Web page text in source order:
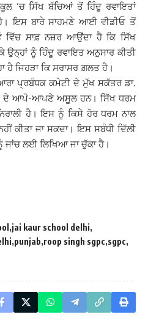
’ਚ ਸਿੱਖ ਬੱਚਿਆਂ ਤੋਂ ਹਿੰਦੂ ਰਵਾਇਤਾਂ
ਇਸ ਬਾਰੇ ਸਾਹਮਣੇ ਆਈ ਵੀਡੀਓ ਤੋਂ
ਸਾਫ਼ ਨਜ਼ਰ ਆਉਂਦਾ ਹੈ ਕਿ ਸਿੱਖ
ਉਨ੍ਹਾਂ ਨੂੰ ਹਿੰਦੂ ਰਵਾਇਤ ਅਨੁਸਾਰ ਕੀਤੀ
ਹੈ ਜਿਹੜਾ ਕਿ ਸਰਾਸਰ ਗ਼ਲਤ ਹੈ।
ਪ੍ਰਬੰਧਕ ਕਮੇਟੀ ਦੇ ਮੁੱਖ ਸਕੱਤਰ ਡਾ.
ਦੇ ਆਪੋ-ਆਪਣੇ ਅਸੂਲ ਹਨ। ਸਿੱਖ ਧਰਮ
ਹੈ। ਇਸ ਨੂੰ ਕਿਸੇ ਹੋਰ ਧਰਮ ਨਾਲ
ਕੀਤਾ ਜਾ ਸਕਦਾ। ਇਸ ਸਬੰਧੀ ਦਿੱਲੀ
ਲਈ ਲਿਖਿਆ ਜਾ ਚੁੱਕਾ ਹੈ।
jai kaur school delhi
punjab roop singh sgpc sgpc